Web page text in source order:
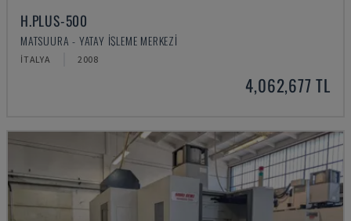
H.PLUS-500
MATSUURA - YATAY İŞLEME MERKEZI
İTALYA 2008
4,062,677 TL